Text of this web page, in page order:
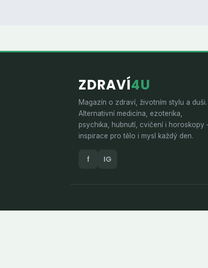
ZDRAVÍ4U
Magazín o zdraví, životním stylu a duši.
Alternativní medicína, ezoterika,
psychika, hubnutí, cvičení i horoskopy
inspirace pro tělo i mysl každý den.
f IG